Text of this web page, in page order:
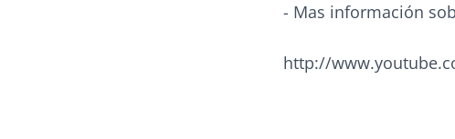
- Mas información
http://